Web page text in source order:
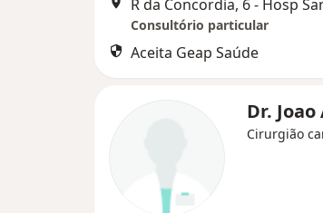
Consultório particular
Aceita Geap Saúde
Dr.
Cirurgião